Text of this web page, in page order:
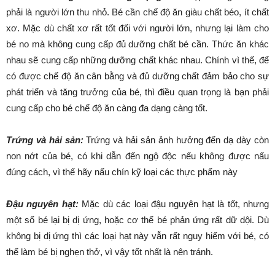
phải là người lớn thu nhỏ. Bé cần chế độ ăn giàu chất béo, ít chất
xơ. Mặc dù chất xơ rất tốt đối với người lớn, nhưng lại làm cho
bé no mà không cung cấp đủ dưỡng chất bé cần. Thức ăn khác
nhau sẽ cung cấp những dưỡng chất khác nhau. Chính vì thế, để
có được chế độ ăn cân bằng và đủ dưỡng chất đảm bảo cho sự
phát triển và tăng trưởng của bé, thì điều quan trọng là bạn phải
cung cấp cho bé chế độ ăn càng đa dạng càng tốt.
Trứng và hải sản:Trứng và hải sản ảnh hưởng đến dạ dày còn
non nớt của bé, có khi dẫn đến ngộ độc nếu không được nấu
đúng cách, vì thế hãy nấu chín kỹ loại các thực phẩm này
Đậu nguyên hạt: Mặc dù các loại đậu nguyên hạt là tốt, nhưng
một số bé lại bị dị ứng, hoặc cơ thể bé phản ứng rất dữ dội. Dù
không bị dị ứng thì các loại hạt này vẫn rất nguy hiểm với bé, có
thể làm bé bị nghẹn thở, vì vậy tốt nhất là nên tránh.